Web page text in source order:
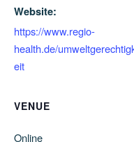
Website:
https://www.regio-
health.de/
eit
VENUE
Online